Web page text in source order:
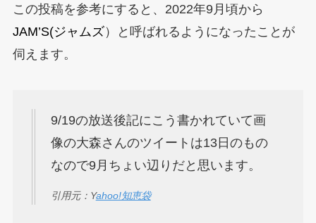
この投稿を参考にすると、2022年9月頃から
JAM’S(ジャムズ）と呼ばれるようになったことが
伺えます。
9/19の放送後記にこう書かれていて画
像の大森さんのツイートは13日のもの
なので9月ちょい辺りだと思います。
引用元：Yahoo!知恵袋